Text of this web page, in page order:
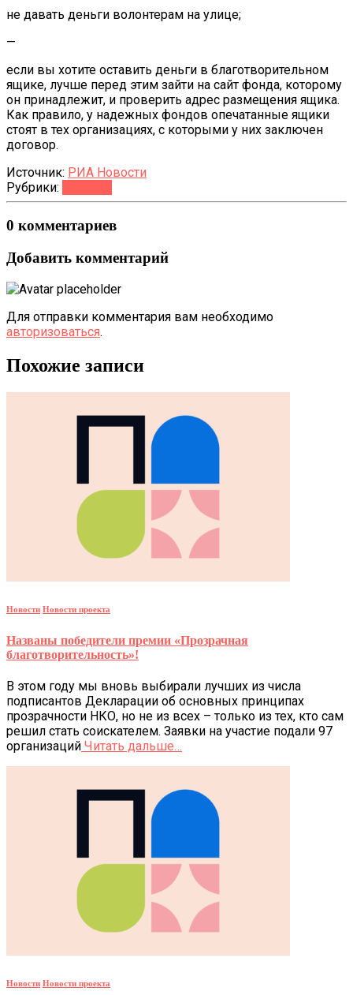
не давать деньги волонтерам на улице;
—
если вы хотите оставить деньги в благотворительном
ящике, лучше перед этим зайти на сайт фонда, которому
он принадлежит, и проверить адрес размещения ящика.
Как правило, у надежных фондов опечатанные ящики
стоят в тех организациях, с которыми у них заключен
договор.
Источник: РИА Новости
Рубрики:
0 комментариев
Добавить комментарий
Для отправки комментария вам необходимо
авторизоваться.
Похожие записи
Новости Новости проекта
Названы победители премии «Прозрачная
благотворительность»!
В этом году мы вновь выбирали лучших из числа
подписантов Декларации об основных принципах
прозрачности НКО, но не из всех – только из тех, кто сам
решил стать соискателем. Заявки на участие подали 97
организаций Читать дальше…
Новости Новости проекта